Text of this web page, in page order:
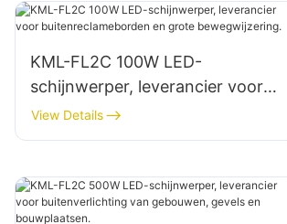
KML-FL2C 100W LED-
schijnwerper, leverancier voor
buitenreclameborden en grote
bewegwijzering.
View Details